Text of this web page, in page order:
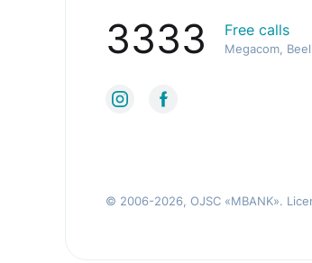
3333 Free calls
Megacom,
© 2006-2026, OJSC «MBANK».